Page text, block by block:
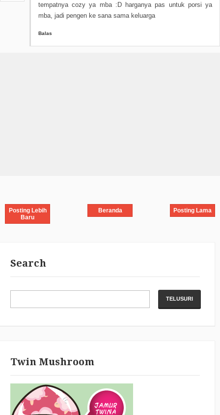
tempatnya cozy ya mba :D harganya pas untuk porsi ya
mba, jadi pengen ke sana sama keluarga
Balas
Posting Lebih
Baru
Posting Lama
Beranda
Search
Twin Mushroom